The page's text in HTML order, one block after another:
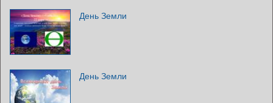
День Земли
День Земли